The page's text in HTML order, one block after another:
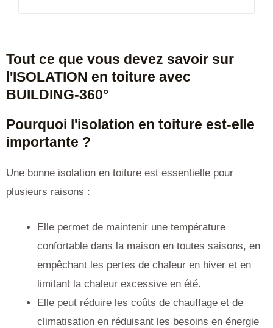
Tout ce que vous devez savoir sur
l'ISOLATION en toiture avec
BUILDING-360°
Pourquoi l'isolation en toiture est-elle
importante ?
Une bonne isolation en toiture est essentielle pour
plusieurs raisons :
Elle permet de maintenir une température
confortable dans la maison en toutes saisons, en
empêchant les pertes de chaleur en hiver et en
limitant la chaleur excessive en été.
Elle peut réduire les coûts de chauffage et de
climatisation en réduisant les besoins en énergie